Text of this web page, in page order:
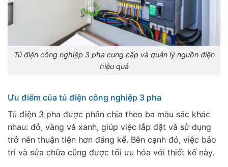
Tủ điện công nghiệp 3 pha cung cấp và quản lý nguồn điện
hiệu quả
Ưu điểm của tủ điện công nghiệp 3 pha
Tủ điện 3 pha được phân chia theo ba màu sắc khác
nhau: đỏ, vàng và xanh, giúp việc lắp đặt và sử dụng
trở nên thuận tiện hơn đáng kể. Bên cạnh đó, việc bảo
trì và sửa chữa cũng được tối ưu hóa với thiết kế này.